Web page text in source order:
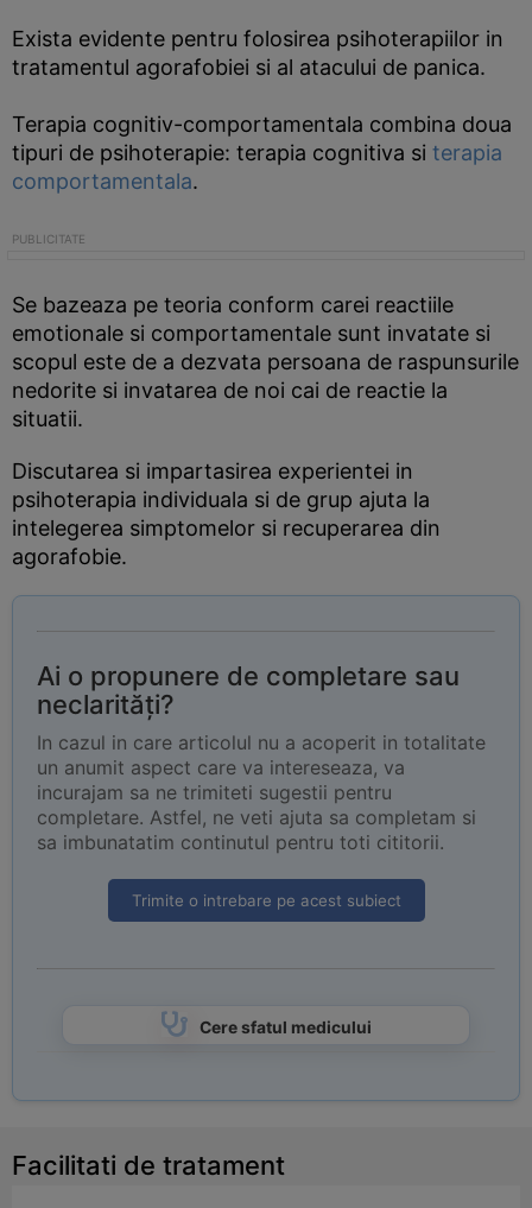
Exista evidente pentru folosirea psihoterapiilor in
tratamentul agorafobiei si al atacului de panica.
Terapia cognitiv-comportamentala combina doua
tipuri de psihoterapie: terapia cognitiva si terapia
comportamentala.
Se bazeaza pe teoria conform carei reactiile
emotionale si comportamentale sunt invatate si
scopul este de a dezvata persoana de raspunsurile
nedorite si invatarea de noi cai de reactie la
situatii.
Discutarea si impartasirea experientei in
psihoterapia individuala si de grup ajuta la
intelegerea simptomelor si recuperarea din
agorafobie.
Ai o propunere de completare sau
neclarități?
In cazul in care articolul nu a acoperit in totalitate
un anumit aspect care va intereseaza, va
incurajam sa ne trimiteti sugestii pentru
completare. Astfel, ne veti ajuta sa completam si
sa imbunatatim continutul pentru toti cititorii.
Trimite o intrebare pe acest subiect
Cere sfatul medicului
Facilitati de tratament